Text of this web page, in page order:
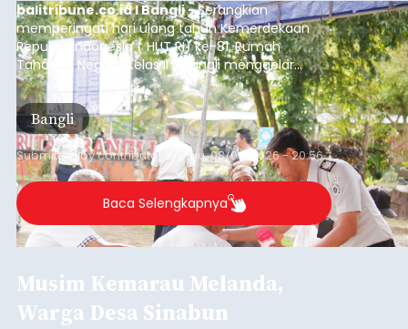
balitribune.co.id I Bangli -Serangkian
memperingati hari ulang tahun Kemerdekaan
Republik Indonesia ( HUT RI) ke-81, Rumah
Tahanan Negara Kelas II B Bangli menggelar
kegiatan pemeriksaan kesehatan gratis, Rabu
(6/8/2026).
Bangli
Submitted bycontributor Thu, 08/06/2026 - 20:56
Baca Selengkapnya
Musim Kemarau Melanda,
Warga Desa Sinabun